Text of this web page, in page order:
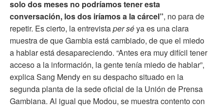
solo dos meses no podríamos tener esta
conversación, los dos iríamos a la cárcel”, no para de
repetir. Es cierto, la entrevistaper séya es una clara
muestra de que Gambia está cambiado, de que el miedo
a hablar está desapareciendo. “Antes era muy difícil tener
acceso a la información, la gente tenía miedo de hablar”,
explica Sang Mendy en su despacho situado en la
segunda planta de la sede oficial de la Unión de Prensa
Gambiana. Al igual que Modou, se muestra contento con